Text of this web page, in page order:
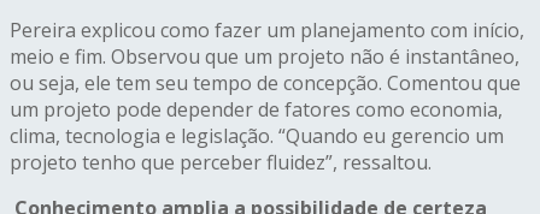
Pereira explicou como fazer um planejamento com início,
meio e fim. Observou que um projeto não é instantâneo,
ou seja, ele tem seu tempo de concepção. Comentou que
um projeto pode depender de fatores como economia,
clima, tecnologia e legislação. “Quando eu gerencio um
projeto tenho que perceber fluidez”, ressaltou.
Conhecimento amplia a possibilidade de certeza